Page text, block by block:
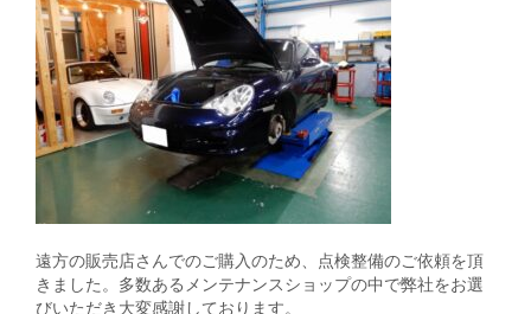
遠方の販売店さんでのご購入のため、点検整備のご依頼を頂
きました。多数あるメンテナンスショップの中で弊社をお選
びいただき大変感謝しております。